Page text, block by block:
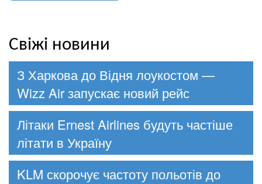
Свіжі новини
З Харкова до Відня лоукостом —
Wizz Air запускає новий рейс
Літаки Ernest Airlines будуть частіше
літати в Україну
KLM скорочує частоту польотів до